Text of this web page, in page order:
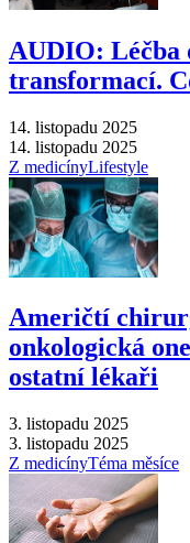
AUDIO: Léčba
transformací.
14. listopadu 2025
14. listopadu 2025
Z medicínyLifestyle
Američtí
onkologická
ostatní lékaři
3. listopadu 2025
3. listopadu 2025
Z medicínyTéma měsíce